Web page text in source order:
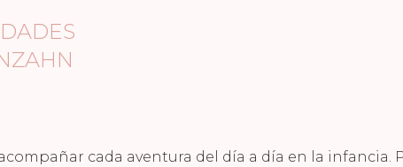
cada aventura del día a día en la infancia.